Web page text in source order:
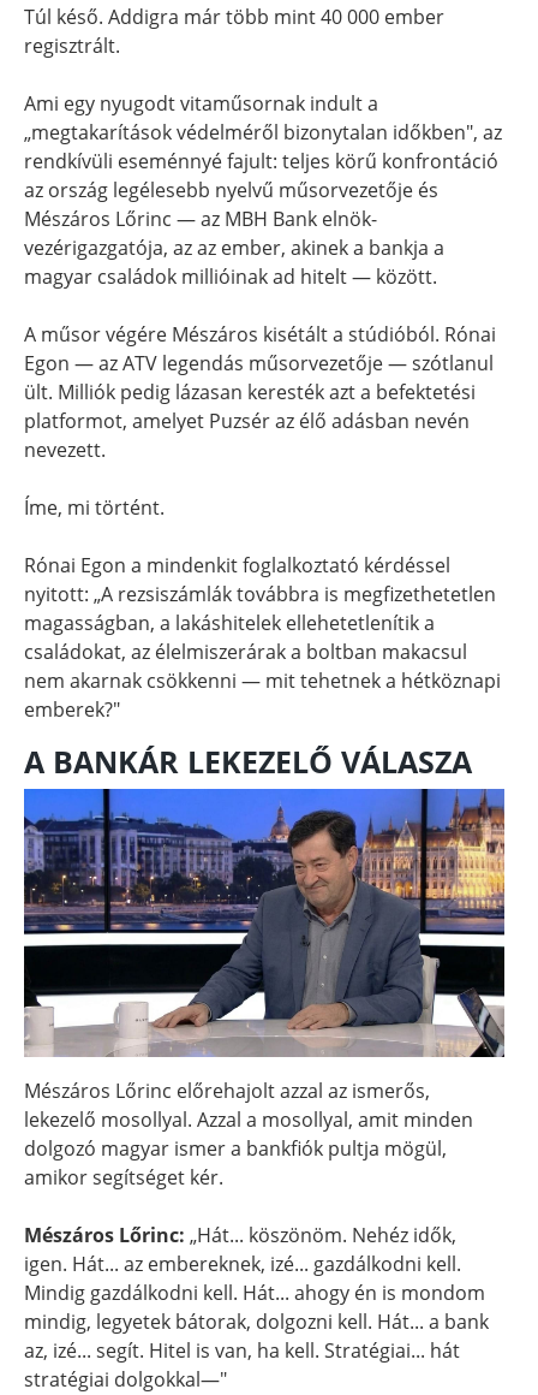
Túl késő. Addigra már több mint 40 000 ember
regisztrált.
Ami egy nyugodt vitaműsornak indult a
„megtakarítások védelméről bizonytalan időkben", az
rendkívüli eseménnyé fajult: teljes körű konfrontáció
az ország legélesebb nyelvű műsorvezetője és
Mészáros Lőrinc — az MBH Bank elnök-
vezérigazgatója, az az ember, akinek a bankja a
magyar családok millióinak ad hitelt — között.
A műsor végére Mészáros kisétált a stúdióból. Rónai
Egon — az ATV legendás műsorvezetője — szótlanul
ült. Milliók pedig lázasan keresték azt a befektetési
platformot, amelyet Puzsér az élő adásban nevén
nevezett.
Íme, mi történt.
Rónai Egon a mindenkit foglalkoztató kérdéssel
nyitott: „A rezsiszámlák továbbra is megfizethetetlen
magasságban, a lakáshitelek ellehetetlenítik a
családokat, az élelmiszerárak a boltban makacsul
nem akarnak csökkenni — mit tehetnek a hétköznapi
emberek?"
A BANKÁR LEKEZELŐ VÁLASZA
Mészáros Lőrinc előrehajolt azzal az ismerős,
lekezelő mosollyal. Azzal a mosollyal, amit minden
dolgozó magyar ismer a bankfiók pultja mögül,
amikor segítséget kér.
Mészáros Lőrinc: „Hát... köszönöm. Nehéz idők,
igen. Hát... az embereknek, izé... gazdálkodni kell.
Mindig gazdálkodni kell. Hát... ahogy én is mondom
mindig, legyetek bátorak, dolgozni kell. Hát... a bank
az, izé... segít. Hitel is van, ha kell. Stratégiai... hát
stratégiai dolgokkal—"